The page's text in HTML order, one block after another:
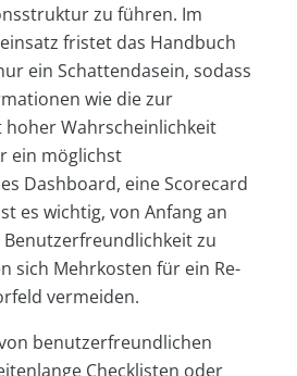
zu führen. Im
fristet das Handbuch
ein Schattendasein, sodass
wie die zur
Wahrscheinlichkeit
ein möglichst
Dashboard, eine Scorecard
es wichtig, von Anfang an
Benutzerfreundlichkeit zu
sich Mehrkosten für ein Re-
vermeiden.
benutzerfreundlichen
Checklisten oder